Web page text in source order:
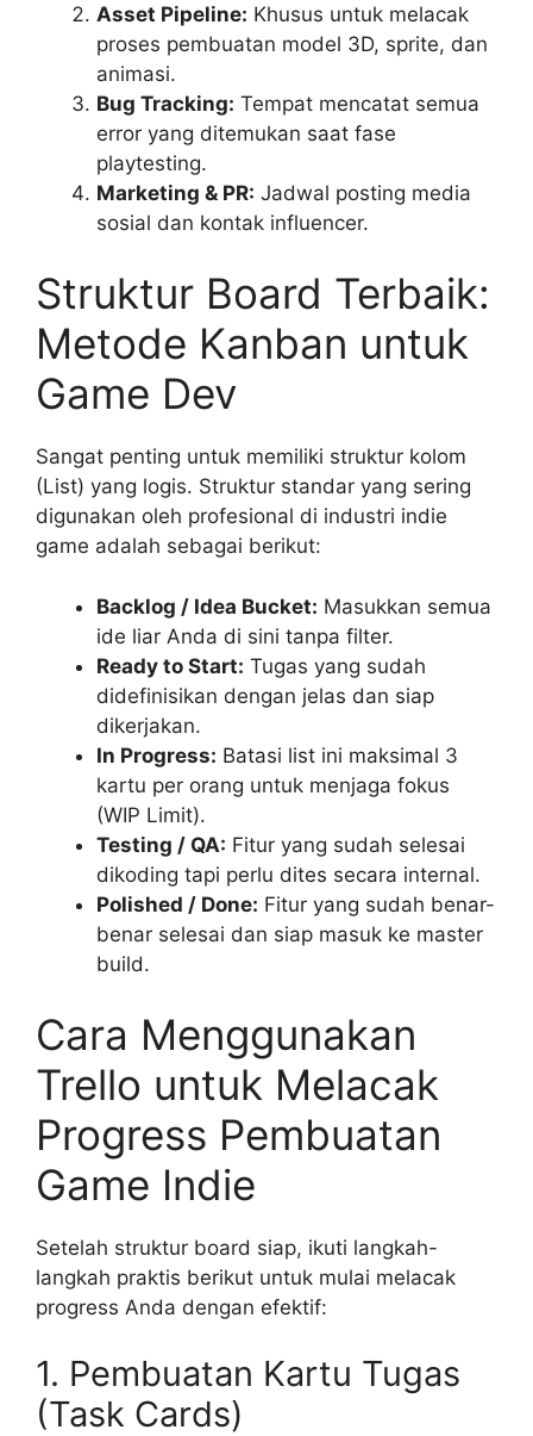
Asset Pipeline: Khusus untuk melacak
proses pembuatan model 3D, sprite, dan
animasi.
Bug Tracking: Tempat mencatat semua
error yang ditemukan saat fase
playtesting.
Marketing & PR: Jadwal posting media
sosial dan kontak influencer.
Struktur Board Terbaik:
Metode Kanban untuk
Game Dev
Sangat penting untuk memiliki struktur kolom
(List) yang logis. Struktur standar yang sering
digunakan oleh profesional di industri indie
game adalah sebagai berikut:
Backlog / Idea Bucket: Masukkan semua
ide liar Anda di sini tanpa filter.
Ready to Start: Tugas yang sudah
didefinisikan dengan jelas dan siap
dikerjakan.
In Progress: Batasi list ini maksimal 3
kartu per orang untuk menjaga fokus
(WIP Limit).
Testing / QA: Fitur yang sudah selesai
dikoding tapi perlu dites secara internal.
Polished / Done: Fitur yang sudah benar-
benar selesai dan siap masuk ke master
build.
Cara Menggunakan
Trello untuk Melacak
Progress Pembuatan
Game Indie
Setelah struktur board siap, ikuti langkah-
langkah praktis berikut untuk mulai melacak
progress Anda dengan efektif:
1. Pembuatan Kartu Tugas
(Task Cards)